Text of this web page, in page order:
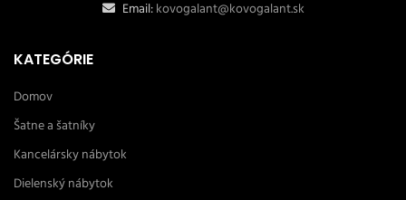
Email:kovogalant@kovogalant.sk
KATEGÓRIE
Domov
Šatne a šatníky
Kancelársky nábytok
Dielenský nábytok